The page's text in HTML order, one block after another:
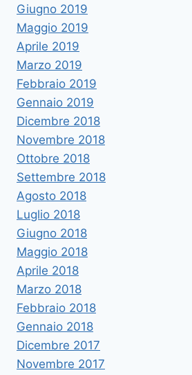
Giugno 2019
Maggio 2019
Aprile 2019
Marzo 2019
Febbraio 2019
Gennaio 2019
Dicembre 2018
Novembre 2018
Ottobre 2018
Settembre 2018
Agosto 2018
Luglio 2018
Giugno 2018
Maggio 2018
Aprile 2018
Marzo 2018
Febbraio 2018
Gennaio 2018
Dicembre 2017
Novembre 2017